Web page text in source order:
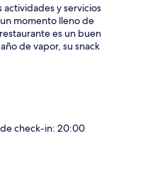
y servicios
momento lleno de
es un buen
de vapor, su snack
check-in: 20:00